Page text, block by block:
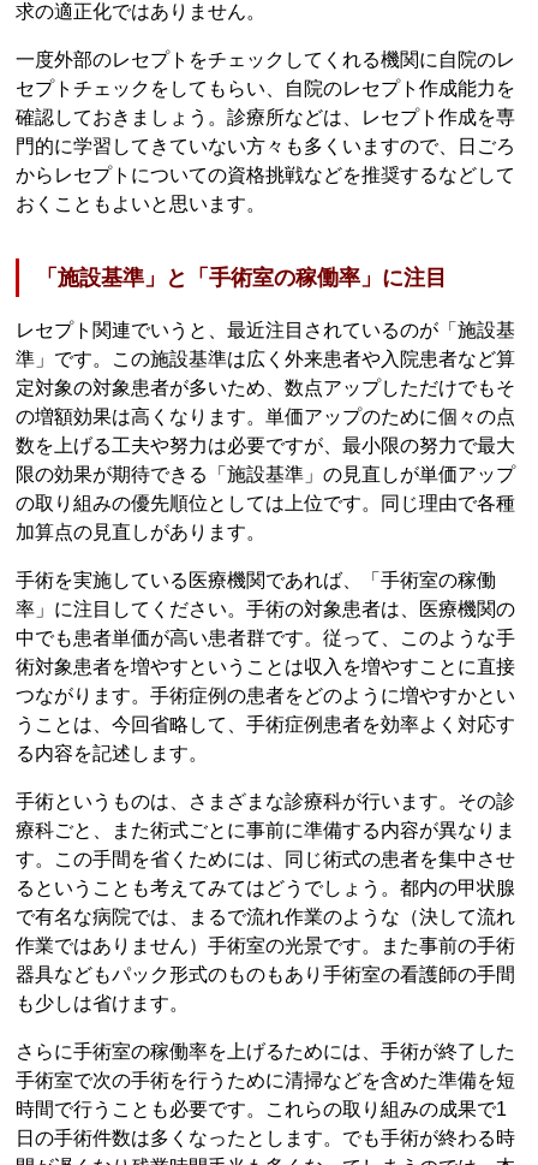
求の適正化ではありません。
一度外部のレセプトをチェックしてくれる機関に自院のレ
セプトチェックをしてもらい、自院のレセプト作成能力を
確認しておきましょう。診療所などは、レセプト作成を専
門的に学習してきていない方々も多くいますので、日ごろ
からレセプトについての資格挑戦などを推奨するなどして
おくこともよいと思います。
「施設基準」と「手術室の稼働率」に注目
レセプト関連でいうと、最近注目されているのが「施設基
準」です。この施設基準は広く外来患者や入院患者など算
定対象の対象患者が多いため、数点アップしただけでもそ
の増額効果は高くなります。単価アップのために個々の点
数を上げる工夫や努力は必要ですが、最小限の努力で最大
限の効果が期待できる「施設基準」の見直しが単価アップ
の取り組みの優先順位としては上位です。同じ理由で各種
加算点の見直しがあります。
手術を実施している医療機関であれば、「手術室の稼働
率」に注目してください。手術の対象患者は、医療機関の
中でも患者単価が高い患者群です。従って、このような手
術対象患者を増やすということは収入を増やすことに直接
つながります。手術症例の患者をどのように増やすかとい
うことは、今回省略して、手術症例患者を効率よく対応す
る内容を記述します。
手術というものは、さまざまな診療科が行います。その診
療科ごと、また術式ごとに事前に準備する内容が異なりま
す。この手間を省くためには、同じ術式の患者を集中させ
るということも考えてみてはどうでしょう。都内の甲状腺
で有名な病院では、まるで流れ作業のような（決して流れ
作業ではありません）手術室の光景です。また事前の手術
器具などもパック形式のものもあり手術室の看護師の手間
も少しは省けます。
さらに手術室の稼働率を上げるためには、手術が終了した
手術室で次の手術を行うために清掃などを含めた準備を短
時間で行うことも必要です。これらの取り組みの成果で1
日の手術件数は多くなったとします。でも手術が終わる時